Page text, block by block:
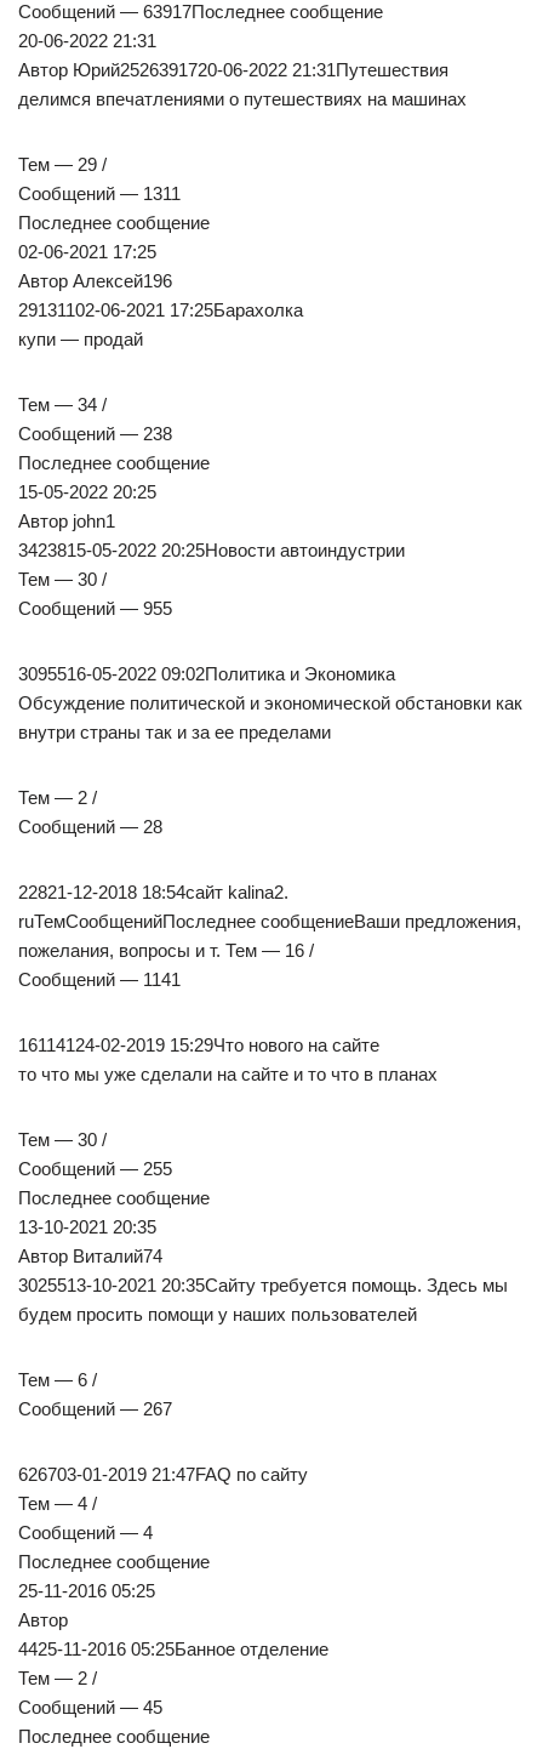
Сообщений — 63917Последнее сообщение
20-06-2022 21:31
Автор Юрий2526391720-06-2022 21:31Путешествия
делимся впечатлениями о путешествиях на машинах
Тем — 29 /
Сообщений — 1311
Последнее сообщение
02-06-2021 17:25
Автор Алексей196
29131102-06-2021 17:25Барахолка
купи — продай
Тем — 34 /
Сообщений — 238
Последнее сообщение
15-05-2022 20:25
Автор john1
3423815-05-2022 20:25Новости автоиндустрии
Тем — 30 /
Сообщений — 955
3095516-05-2022 09:02Политика и Экономика
Обсуждение политической и экономической обстановки как
внутри страны так и за ее пределами
Тем — 2 /
Сообщений — 28
22821-12-2018 18:54сайт kalina2.
ruТемСообщенийПоследнее сообщениеВаши предложения,
пожелания, вопросы и т. Тем — 16 /
Сообщений — 1141
16114124-02-2019 15:29Что нового на сайте
то что мы уже сделали на сайте и то что в планах
Тем — 30 /
Сообщений — 255
Последнее сообщение
13-10-2021 20:35
Автор Виталий74
3025513-10-2021 20:35Сайту требуется помощь. Здесь мы
будем просить помощи у наших пользователей
Тем — 6 /
Сообщений — 267
626703-01-2019 21:47FAQ по сайту
Тем — 4 /
Сообщений — 4
Последнее сообщение
25-11-2016 05:25
Автор
4425-11-2016 05:25Банное отделение
Тем — 2 /
Сообщений — 45
Последнее сообщение